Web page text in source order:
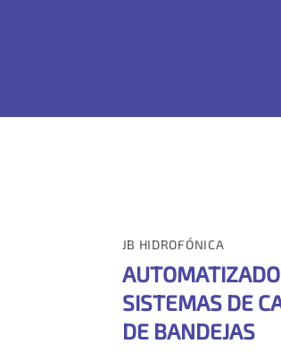
JB HIDROFÓNICA
AUTOMATIZADO
SISTEMAS DE
DE BANDEJAS